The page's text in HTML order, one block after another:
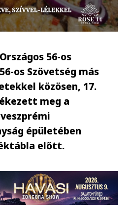
56-os
os Szövetség más
közösen, 17.
meg a
épületében
előtt.